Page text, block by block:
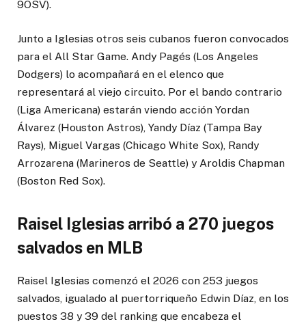
9OSV).
Junto a Iglesias otros seis cubanos fueron convocados
para el All Star Game. Andy Pagés (Los Angeles
Dodgers) lo acompañará en el elenco que
representará al viejo circuito. Por el bando contrario
(Liga Americana) estarán viendo acción Yordan
Álvarez (Houston Astros), Yandy Díaz (Tampa Bay
Rays), Miguel Vargas (Chicago White Sox), Randy
Arrozarena (Marineros de Seattle) y Aroldis Chapman
(Boston Red Sox).
Raisel Iglesias arribó a 270 juegos
salvados en MLB
Raisel Iglesias comenzó el 2026 con 253 juegos
salvados, igualado al puertorriqueño Edwin Díaz, en los
puestos 38 y 39 del ranking que encabeza el